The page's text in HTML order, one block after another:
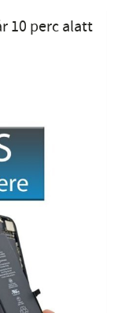
10 perc alatt